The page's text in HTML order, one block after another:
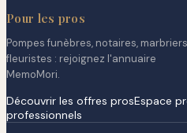
Pour les pros
Pompes funèbres, notaires,
fleuristes : rejoignez l'annuaire
MemoMori.
Découvrir les offres prosEspace
professionnels